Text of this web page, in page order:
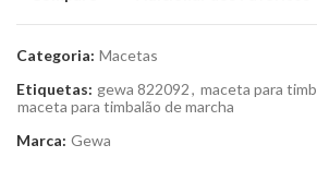
Categoria: Macetas
Etiquetas: gewa 822092, maceta para
maceta para timbalão de marcha
Marca: Gewa